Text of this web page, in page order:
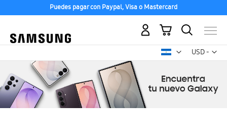
Puedes pagar con Paypal, Visa o Mastercard
USD -
dólar
Mi carrito